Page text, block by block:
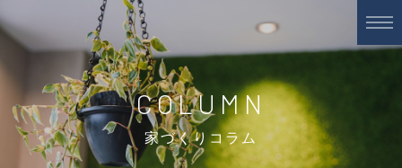
COLUMN
家づくりコラム